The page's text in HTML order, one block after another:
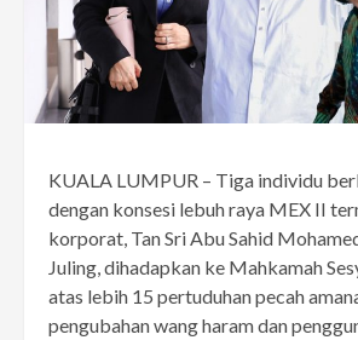
KUALA LUMPUR – Tiga individu
dengan konsesi lebuh raya MEX II
korporat, Tan Sri Abu Sahid
Juling, dihadapkan ke Mahkamah
atas lebih 15 pertuduhan pecah
pengubahan wang haram dan